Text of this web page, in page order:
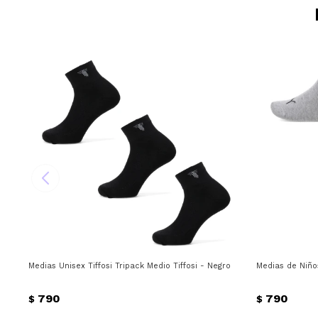
Medias Unisex Tiffosi Tripack Medio Tiffosi - Negro
$ 790
Medias de
$ 790